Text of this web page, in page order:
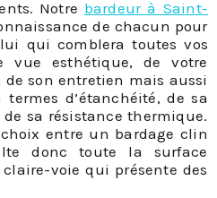
Notre bardeur à Saint-
de chacun pour
qui comblera toutes vos
vue esthétique, de votre
son entretien mais aussi
d’étanchéité, de sa
sa résistance thermique.
entre un bardage clin
donc toute la surface
voie qui présente des